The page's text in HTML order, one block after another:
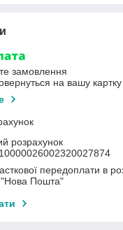
замовлення
на вашу картку
розрахунок
передоплати в
"Нова Пошта"